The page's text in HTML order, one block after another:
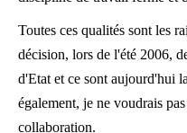
Toutes ces qualités sont les
décision, lors de l'été 2006,
d'Etat et ce sont aujourd'hui
également, je ne voudrais
collaboration.